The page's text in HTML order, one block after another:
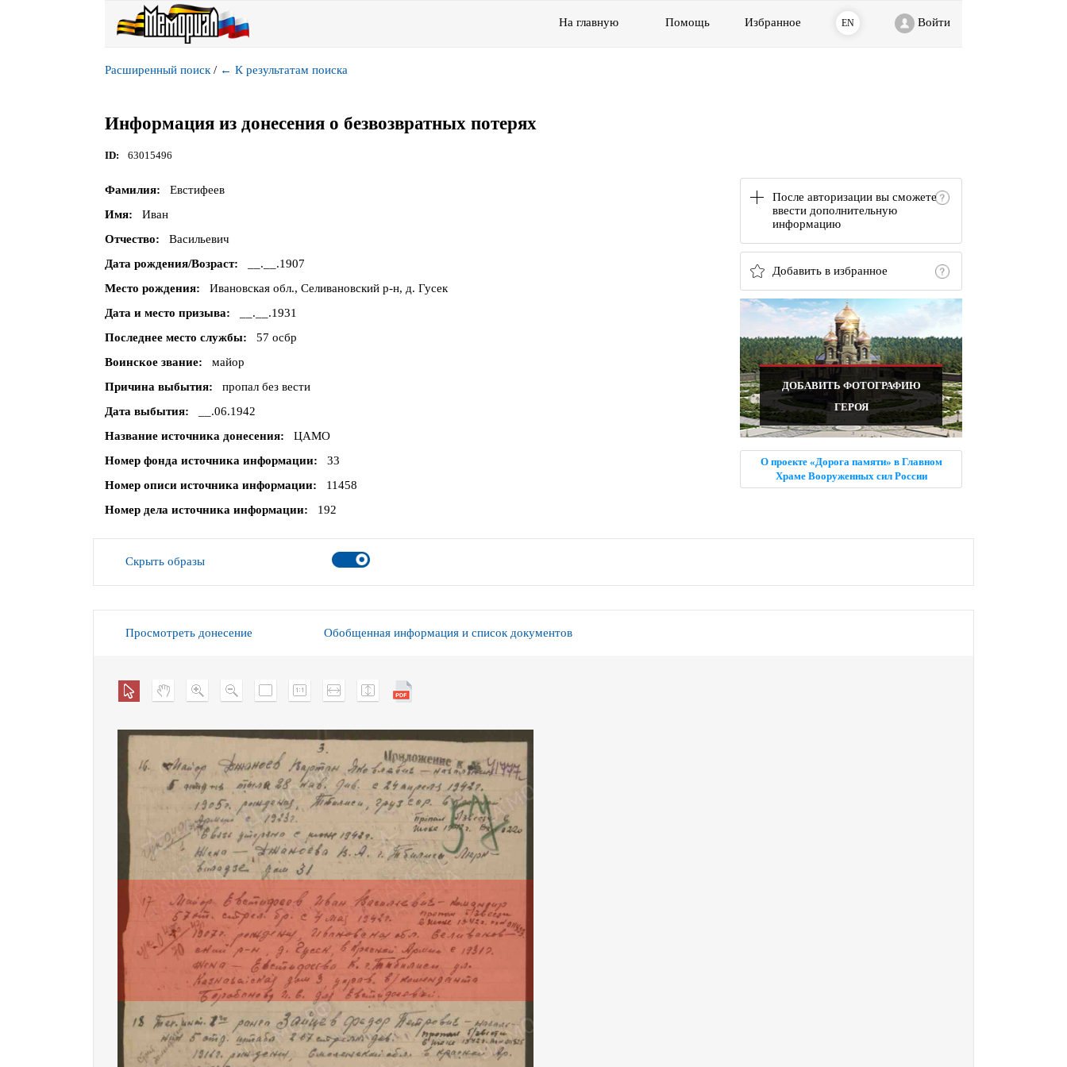
На главную Помощь Избранное EN Войти
Расширенный поиск / ← К результатам поиска
Информация из донесения о безвозвратных потерях
ID 63015496
После авторизации вы сможете
ввести дополнительную
информацию
Добавить в избранное
ДОБАВИТЬ ФОТОГРАФИЮ
ГЕРОЯ
О проекте «Дорога памяти» в Главном
Храме Вооруженных сил России
Фамилия
Евстифеев
Имя
Иван
Отчество
Васильевич
Дата рождения/Возраст
__.__.1907
Место рождения
Ивановская обл., Селивановский р-н, д. Гусек
Дата и место призыва
__.__.1931
Последнее место службы
57 осбр
Воинское звание
майор
Причина выбытия
пропал без вести
Дата выбытия
__.06.1942
Название источника донесения
ЦАМО
Номер фонда источника информации
33
Номер описи источника информации
11458
Номер дела источника информации
192
Скрыть образы
Просмотреть донесение Обобщенная информация и список документов